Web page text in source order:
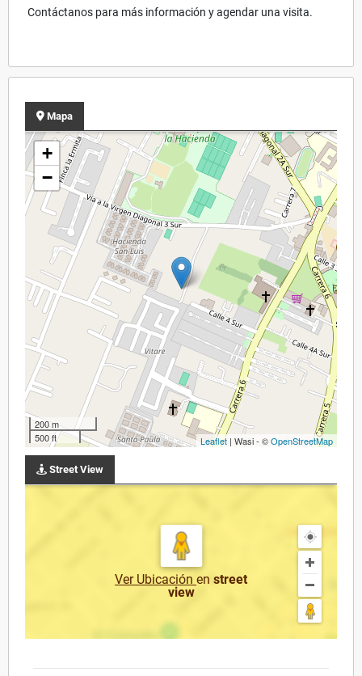
Contáctanos para más información y agendar una visita.
Mapa
+
−
200 m
500 ft
Leaflet | Wasi - ©OpenStreetMap
Street View
Ver Ubicación en street
view